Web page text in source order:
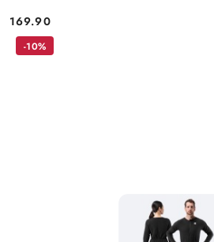
Cena:
169.90
-10%